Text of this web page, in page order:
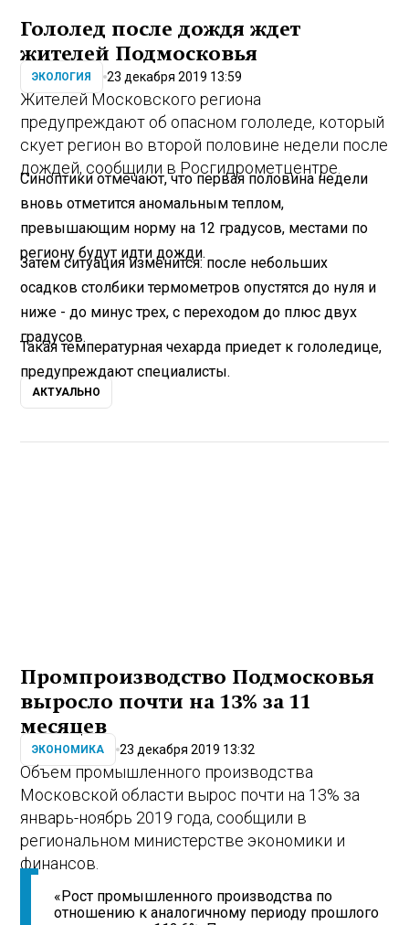
Гололед после дождя ждет
жителей Подмосковья
ЭКОЛОГИЯ 23 декабря 2019 13:59
Жителей Московского региона
предупреждают об опасном гололеде, который
скует регион во второй половине недели после
дождей, сообщили в Росгидрометцентре.
Синоптики отмечают, что первая половина недели
вновь отметится аномальным теплом,
превышающим норму на 12 градусов, местами по
региону будут идти дожди.
Затем ситуация изменится: после небольших
осадков столбики термометров опустятся до нуля и
ниже - до минус трех, с переходом до плюс двух
градусов.
Такая температурная чехарда приедет к гололедице,
предупреждают специалисты.
АКТУАЛЬНО
Промпроизводство Подмосковья
выросло почти на 13% за 11
месяцев
ЭКОНОМИКА 23 декабря 2019 13:32
Объем промышленного производства
Московской области вырос почти на 13% за
январь-ноябрь 2019 года, сообщили в
региональном министерстве экономики и
финансов.
«Рост промышленного производства по
отношению к аналогичному периоду прошлого